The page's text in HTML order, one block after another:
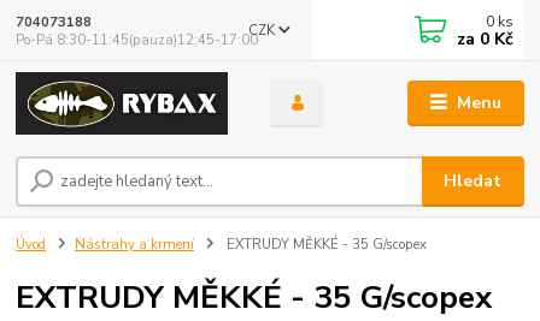
Menu
CZK
Hledat
704073188
Po-Pá 8:30-11:45(pauza)12:45-17:00
0 ks
za 0 Kč
Úvod Nástrahy a krmení EXTRUDY MĚKKÉ - 35 G/scopex
EXTRUDY MĚKKÉ - 35 G/scopex